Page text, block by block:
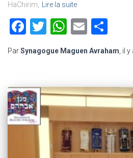
HaChirim, Lire la suite
Facebook
TwitterWhatsApp
Email
ParSynagogue Maguen Avraham, il y